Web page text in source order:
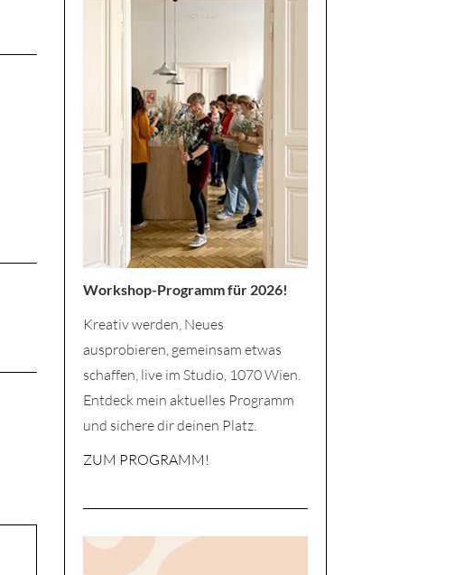
Workshop-Programm für 2026!
Kreativ werden, Neues
ausprobieren, gemeinsam etwas
schaffen, live im Studio, 1070 Wien.
Entdeck mein aktuelles Programm
und sichere dir deinen Platz.
ZUM PROGRAMM!